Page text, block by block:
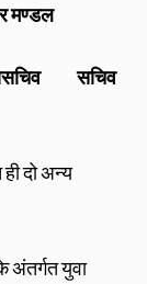
सचिव
दो अन्य
अंतर्गत युवा